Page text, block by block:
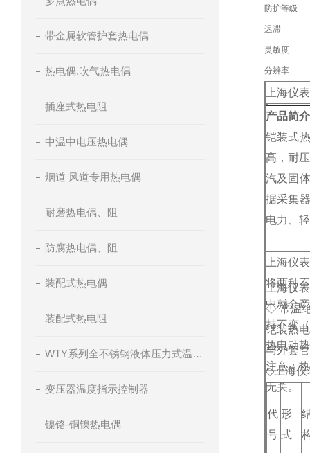
带金属软管护套热电偶
热电偶,吹气热电偶
插座式热电阻
中温中电压热电偶
烟道 风道专用热电偶
耐磨热电偶、阻
防腐热电偶、阻
装配式热电偶
装配式热电阻
WTY系列全不锈钢液体压力式温度计
变压器温度指示控制器
镍铬-铜镍热电偶
防护等级
迟滞
灵敏度
分辨率
上海仪
产品简
铠装式
高，耐
汽及固
据采集
电力、
上海仪
将两种
中就会
持不变
热电动
注意：
无关。
上海仪
◇ 常温
铠装热
与外套
◇上海仪
代
号
形
式